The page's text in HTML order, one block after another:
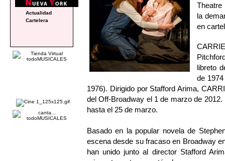
Theatre
la
en
libreto
de
1976). Dirigido por Stafford Arima,
del Off-Broadway el 1 de marzo de
hasta el 25 de marzo.
Basado en la popular novela de
escena desde su fracaso en Broadway
han unido junto al director Stafford
Actualidad
Cartelera